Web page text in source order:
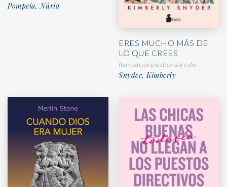
Pompeia, Núria
ERES MUCHO MÁS DE
LO QUE CREES
Iluminación práctica día a día
Snyder, Kimberly